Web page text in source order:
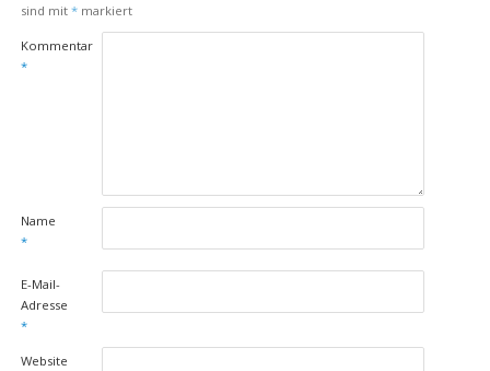
sind mit *markiert
Kommentar
*
Name
*
E-Mail-
Adresse
*
Website